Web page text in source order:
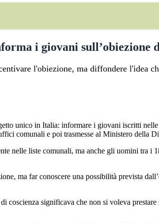
i giovani sull’obiezione
l'obiezione, ma diffondere l'idea
unico in Italia: informare i giovani iscritti
comunali e poi trasmesse al Ministero della
nelle liste comunali, ma anche gli uomini tra
ma far conoscere una possibilità prevista
coscienza significava che non si voleva